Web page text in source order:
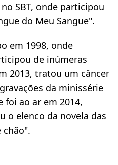
SBT, onde participou
do Meu Sangue".
em 1998, onde
de inúmeras
2013, tratou um câncer
da minissérie
foi ao ar em 2014,
o elenco da novela das
chão".